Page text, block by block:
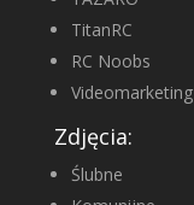
TitanRC
RC Noobs
Videomarketing
Zdjęcia:
Ślubne